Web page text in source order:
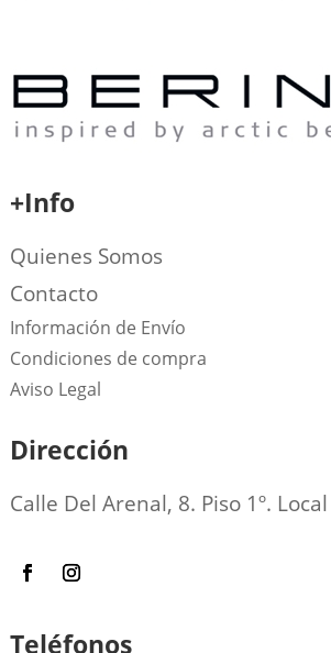
+Info
Quienes Somos
Contacto
Información de Envío
Condiciones de compra
Aviso Legal
Dirección
Calle Del Arenal, 8. Piso 1º.
Teléfonos